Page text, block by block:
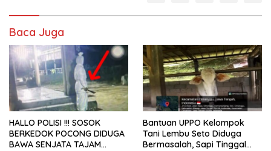
Baca Juga
HALLO POLISI !!! SOSOK
BERKEDOK POCONG DIDUGA
BAWA SENJATA TAJAM
Bantuan UPPO Kelompok
Tani Lembu Seto Diduga
Bermasalah, Sapi Tinggal